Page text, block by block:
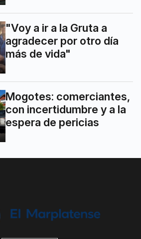
"Voy a ir a la Gruta a
agradecer por otro día
más de vida"
Mogotes: comerciantes,
con incertidumbre y a la
espera de pericias